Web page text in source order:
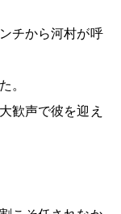
チから河村が呼
。
歓声で彼を迎え